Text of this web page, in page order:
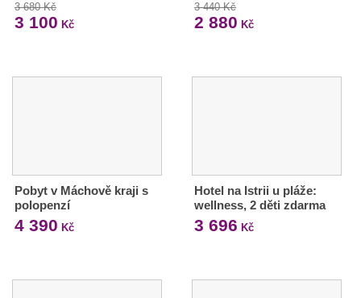
3 680 Kč
3 100 Kč
3 440 Kč
2 880 Kč
Pobyt v Máchově kraji s
polopenzí
4 390 Kč
Hotel na Istrii u pláže:
wellness, 2 děti zdarma
3 696 Kč